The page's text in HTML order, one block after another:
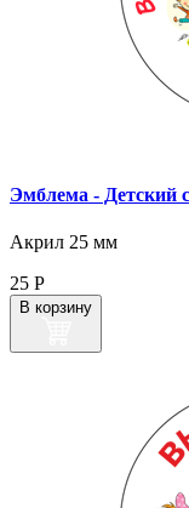
Эмблема ‑ Детский
Акрил 25 мм
25 Р
В корзину